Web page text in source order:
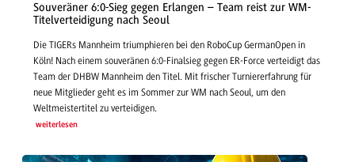
Souveräner 6:0-Sieg gegen Erlangen – Team reist zur WM-
Titelverteidigung nach Seoul
Die TIGERs Mannheim triumphieren bei den RoboCup GermanOpen in
Köln! Nach einem souveränen 6:0-Finalsieg gegen ER-Force verteidigt das
Team der DHBW Mannheim den Titel. Mit frischer Turniererfahrung für
neue Mitglieder geht es im Sommer zur WM nach Seoul, um den
Weltmeistertitel zu verteidigen.
weiterlesen